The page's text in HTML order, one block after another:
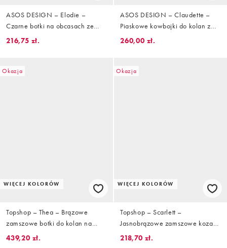
ASOS DESIGN – Elodie –
Czarne botki na obcasach ze
skośnymi noskami
216,75 zł.
ASOS DESIGN – Claudette –
Piaskowe kowbojki do kolan z
imitacji zamszu
260,00 zł.
Okazja
WIĘCEJ KOLORÓW
Topshop – Thea – Brązowe
zamszowe botki do kolan na
obcasie klockowym
439,20 zł.
Okazja
WIĘCEJ KOLORÓW
Topshop – Scarlett –
Jasnobrązowe zamszowe kozaki
do kolan premium z
218,70 zł.